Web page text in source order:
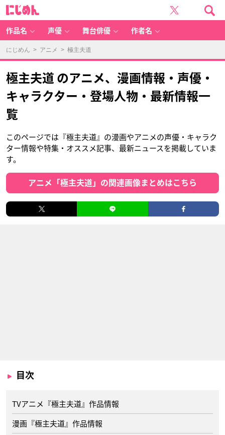
作品名 声優 舞台俳優 作者名
にじめん > アニメ > 極主夫道
極主夫道 のアニメ、漫画情報・声優・
キャラクター・登場人物・最新情報一
覧
このページでは『極主夫道』の漫画やアニメの声優・キャラク
ター情報や特集・オススメ記事、最新ニュースを掲載していま
す。
アニメ「極主夫道」の関連画像まとめはこちら
目次
TVアニメ『極主夫道』作品情報
漫画『極主夫道』作品情報